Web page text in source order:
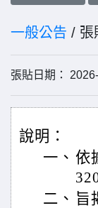
一般公告 / 張
張貼日期：
說明：
一、 依
二、 旨